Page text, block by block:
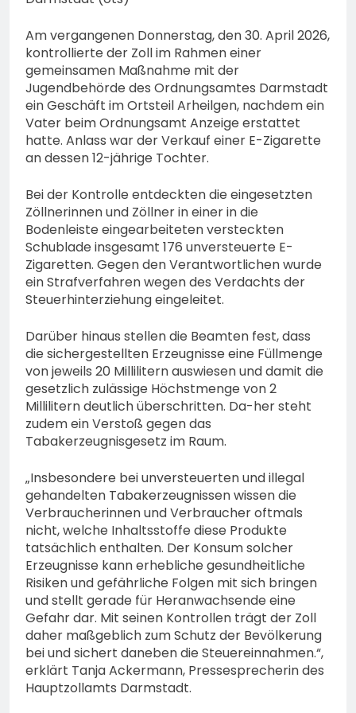
Erneute Veröffentlichung
eines Fotos
Am vergangenen Donnerstag, den 30. April 2026,
kontrollierte der Zoll im Rahmen einer
gemeinsamen Maßnahme mit der
Jugendbehörde des Ordnungsamtes Darmstadt
ein Geschäft im Ortsteil Arheilgen, nachdem ein
Vater beim Ordnungsamt Anzeige erstattet
hatte. Anlass war der Verkauf einer E-Zigarette
an dessen 12-jährige Tochter.
Bei der Kontrolle entdeckten die eingesetzten
Zöllnerinnen und Zöllner in einer in die
Bodenleiste eingearbeiteten versteckten
Schublade insgesamt 176 unversteuerte E-
Zigaretten. Gegen den Verantwortlichen wurde
ein Strafverfahren wegen des Verdachts der
Steuerhinterziehung eingeleitet.
Darüber hinaus stellen die Beamten fest, dass
die sichergestellten Erzeugnisse eine Füllmenge
von jeweils 20 Millilitern auswiesen und damit die
gesetzlich zulässige Höchstmenge von 2
Millilitern deutlich überschritten. Da-her steht
zudem ein Verstoß gegen das
Tabakerzeugnisgesetz im Raum.
„Insbesondere bei unversteuerten und illegal
gehandelten Tabakerzeugnissen wissen die
Verbraucherinnen und Verbraucher oftmals
nicht, welche Inhaltsstoffe diese Produkte
tatsächlich enthalten. Der Konsum solcher
Erzeugnisse kann erhebliche gesundheitliche
Risiken und gefährliche Folgen mit sich bringen
und stellt gerade für Heranwachsende eine
Gefahr dar. Mit seinen Kontrollen trägt der Zoll
daher maßgeblich zum Schutz der Bevölkerung
bei und sichert daneben die Steuereinnahmen.“,
erklärt Tanja Ackermann, Pressesprecherin des
Hauptzollamts Darmstadt.